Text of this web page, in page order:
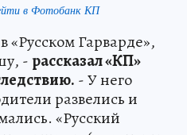
в Фотобанк КП
«Русском Гарварде»,
-рассказал «КП»
- У него
развелись и
«Русский